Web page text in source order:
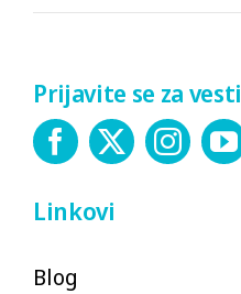
Prijavite se za vesti
Linkovi
Blog